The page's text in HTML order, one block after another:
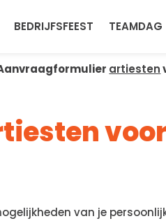
BEDRIJFSFEEST TEAMDAG
artiesten
van je